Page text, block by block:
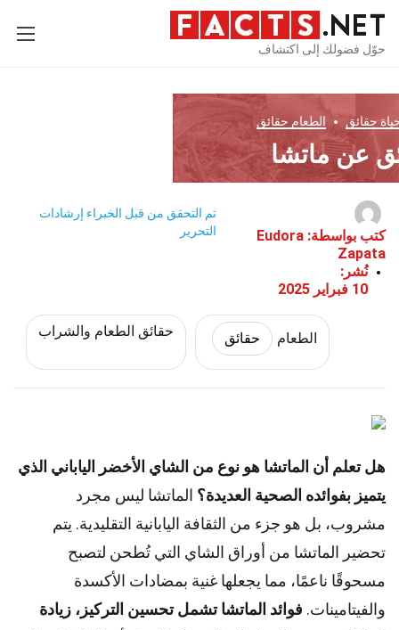
حوّل فضولك إلى اكتشاف
حقائق الطعام حقائق
كتب بواسطة: Eudora
Zapata
نُشر:
10 فبراير 2025
تم التحقق من قبل الخبراء إرشادات
التحرير
الطعام حقائق حقائق الطعام والشراب
هل تعلم أن الماتشا هو نوع من الشاي الأخضر الياباني الذي
يتميز بفوائده الصحية العديدة؟ الماتشا ليس مجرد
مشروب، بل هو جزء من الثقافة اليابانية التقليدية. يتم
تحضير الماتشا من أوراق الشاي التي تُطحن لتصبح
مسحوقًا ناعمًا، مما يجعلها غنية بمضادات الأكسدة
والفيتامينات. فوائد الماتشا تشمل تحسين التركيز، زيادة